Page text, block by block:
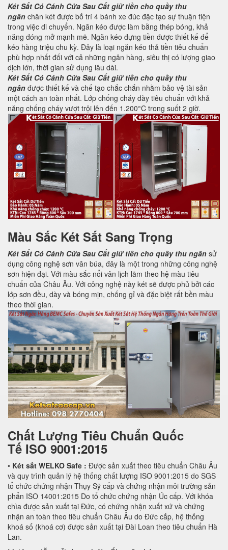
Két Sắt Có Cánh Cửa Sau Cất giữ tiền cho quầy thu
ngân chân két được bố trí 4 bánh xe đúc đặc tạo sự thuận tiện
trong việc di chuyển. Ngăn kéo được làm bằng thép bóng, khả
năng đóng mở mạnh mẽ. Ngăn kéo đựng tiền được thiết kế để
kéo hàng triệu chu kỳ. Đây là loại ngăn kéo thả tiền tiêu chuẩn
phù hợp nhất đối với cả những ngân hàng, siêu thị có lượng giao
dịch lớn, thời gian sử dụng lâu dài.
Két Sắt Có Cánh Cửa Sau Cất giữ tiền cho quầy thu
ngân được thiết kế và chế tạo chắc chắn nhằm bảo vệ tài sản
một cách an toàn nhất. Lớp chống cháy dày tiêu chuẩn với khả
năng chống cháy vượt trội lên đến 1.200°C trong suốt 2 giờ.
Màu Sắc Két Sắt Sang Trọng
Két Sắt Có Cánh Cửa Sau Cất giữ tiền cho quầy thu ngân sử
dụng công nghệ sơn vân búa, đây là một trong những công nghệ
sơn hiện đại. Với màu sắc nổi vân lịch lãm theo hệ màu tiêu
chuẩn của Châu Âu. Với công nghệ này két sẽ được phủ bởi các
lớp sơn đều, dày và bóng mịn, chống gỉ và đặc biệt rất bền màu
theo thời gian.
Chất Lượng Tiêu Chuẩn Quốc
Tế ISO 9001:2015
• Két sắt WELKO Safe : Được sản xuất theo tiêu chuẩn Châu Âu
và quy trình quản lý hệ thống chất lượng ISO 9001:2015 do SGS
tổ chức chứng nhận Thụy Sỹ cấp và chứng nhận môi trường sản
phẩn ISO 14001:2015 Do tổ chức chứng nhận Úc cấp. Với khóa
chìa được sản xuất tại Đức, có chứng nhận xuất xứ và chứng
nhận an toàn theo tiêu chuẩn Châu Âu do Đức cấp, hệ thống
khoá số (khoá cơ) được sản xuất tại Đài Loan theo tiêu chuẩn Hà
Lan.